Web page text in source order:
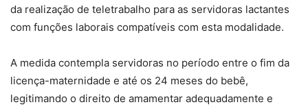
da realização de teletrabalho para as servidoras lactantes
com funções laborais compatíveis com esta modalidade.
A medida contempla servidoras no período entre o fim da
licença-maternidade e até os 24 meses do bebê,
legitimando o direito de amamentar adequadamente e